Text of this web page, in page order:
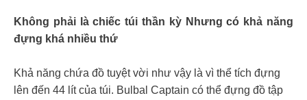
Không phải là chiếc túi thần kỳ Nhưng có khả năng
đựng khá nhiều thứ
Khả năng chứa đồ tuyệt vời như vậy là vì thể tích đựng
lên đến 44 lít của túi. Bulbal Captain có thể đựng đồ tập